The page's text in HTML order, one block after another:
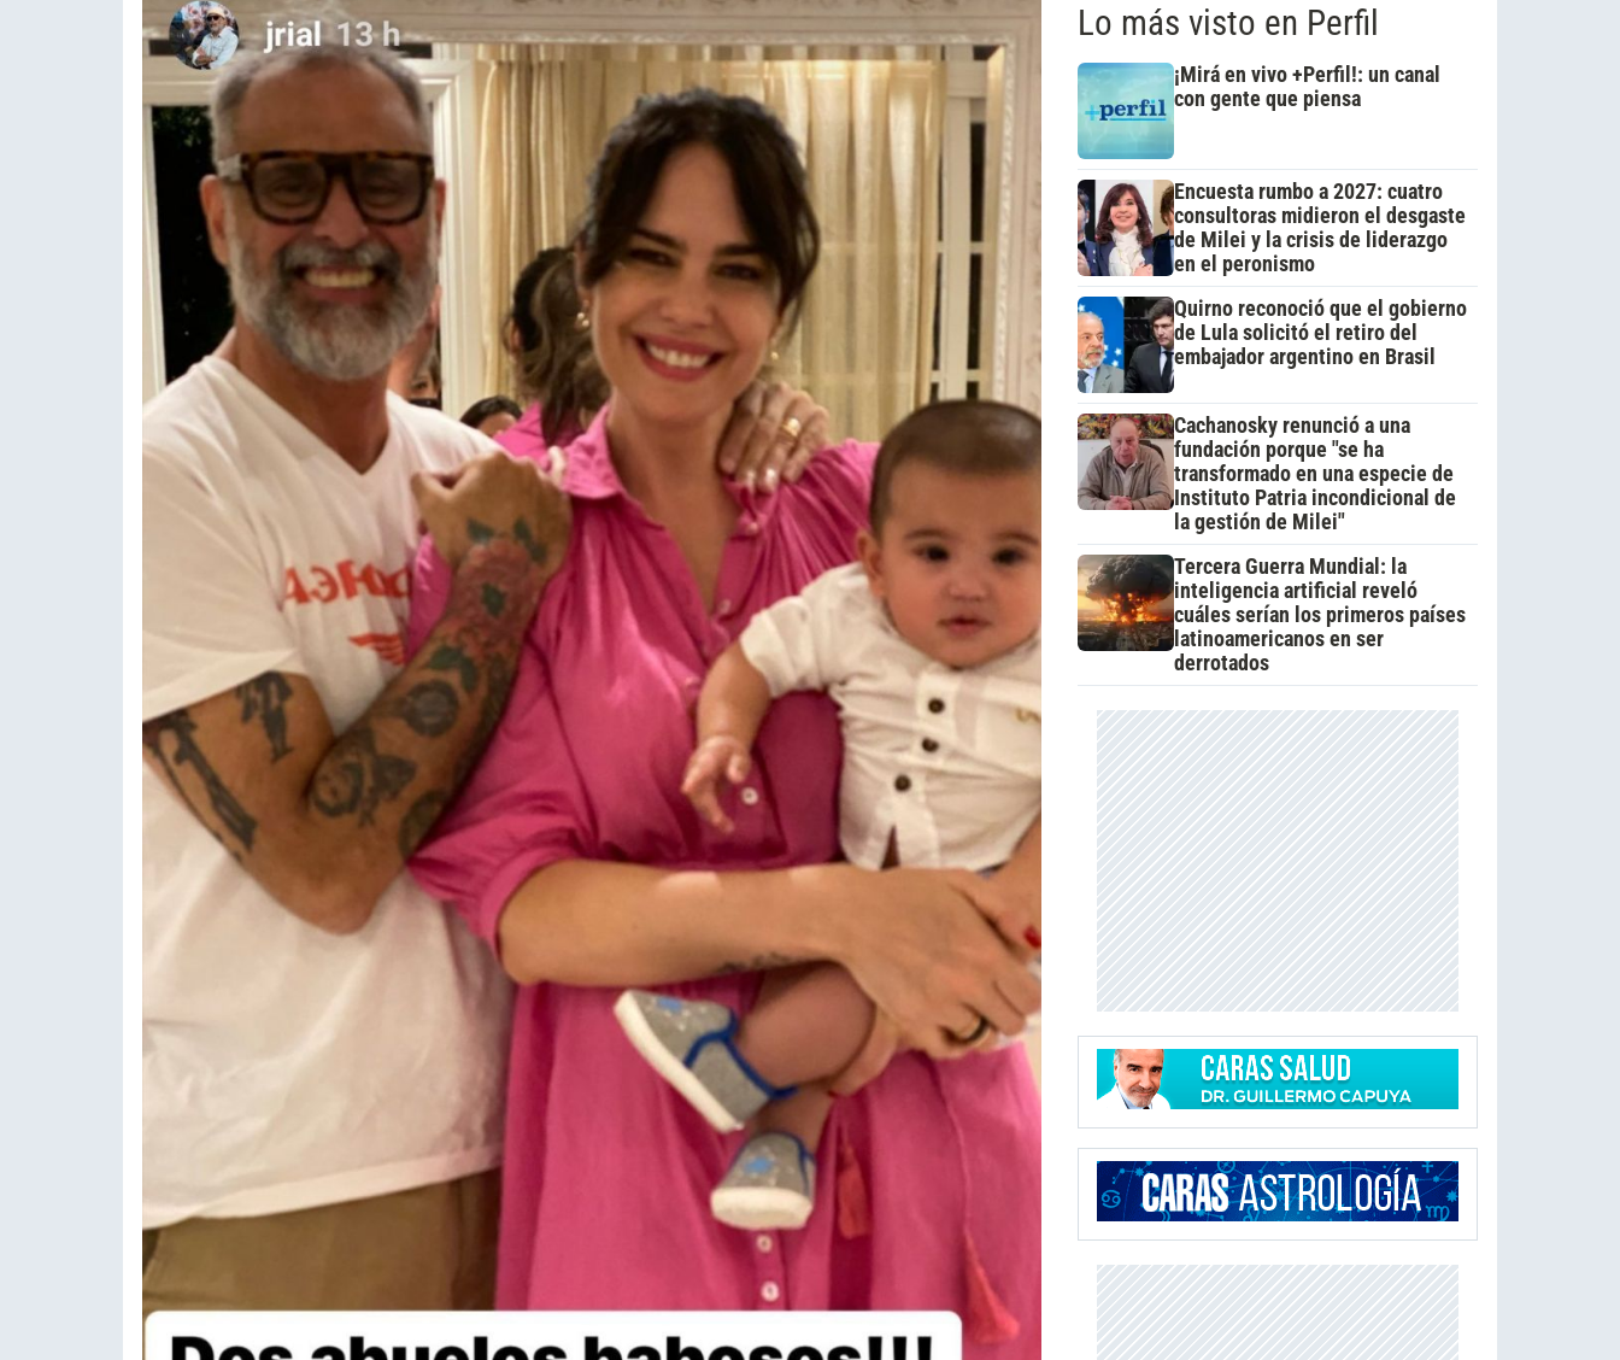
Lo más visto en Perfil
¡Mirá en vivo +Perfil!: un canal
con gente que piensa
Encuesta rumbo a 2027: cuatro
consultoras midieron el desgaste
de Milei y la crisis de liderazgo
en el peronismo
Quirno reconoció que el gobierno
de Lula solicitó el retiro del
embajador argentino en Brasil
Cachanosky renunció a una
fundación porque "se ha
transformado en una especie de
Instituto Patria incondicional de
la gestión de Milei"
Tercera Guerra Mundial: la
inteligencia artificial reveló
cuáles serían los primeros países
latinoamericanos en ser
derrotados